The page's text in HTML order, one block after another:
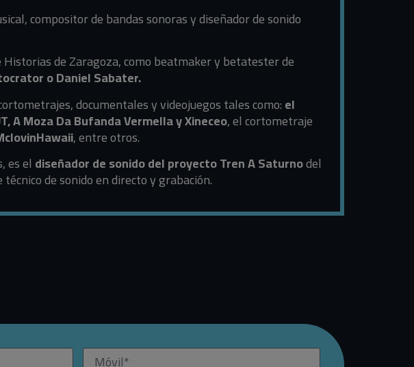
compositor de bandas sonoras y diseñador de sonido
de Zaragoza, como beatmaker y betatester de
o Daniel Sabater.
documentales y videojuegos tales como:el
A Moza Da Bufanda Vermella y Xineceo, el cortometraje
, entre otros.
es el diseñador de sonido del proyecto Tren A Saturnodel
de sonido en directo y grabación.